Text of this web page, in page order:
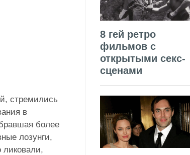
стремились
в
более
лозунги,
8 гей ретро
фильмов с
открытыми секс-
сценами